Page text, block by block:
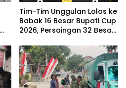
Tim-Tim Unggulan Lolos ke
Babak 16 Besar Bupati Cup
2026, Persaingan 32 Besar